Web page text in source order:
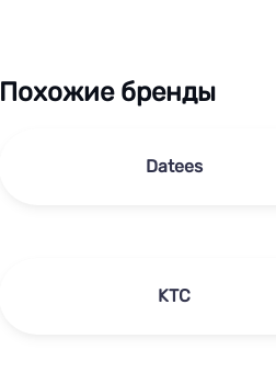
Похожие бренды
Datees
KTC